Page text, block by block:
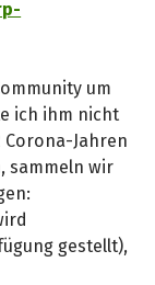
um
ich ihm nicht
Jahren
sammeln wir
gestellt),